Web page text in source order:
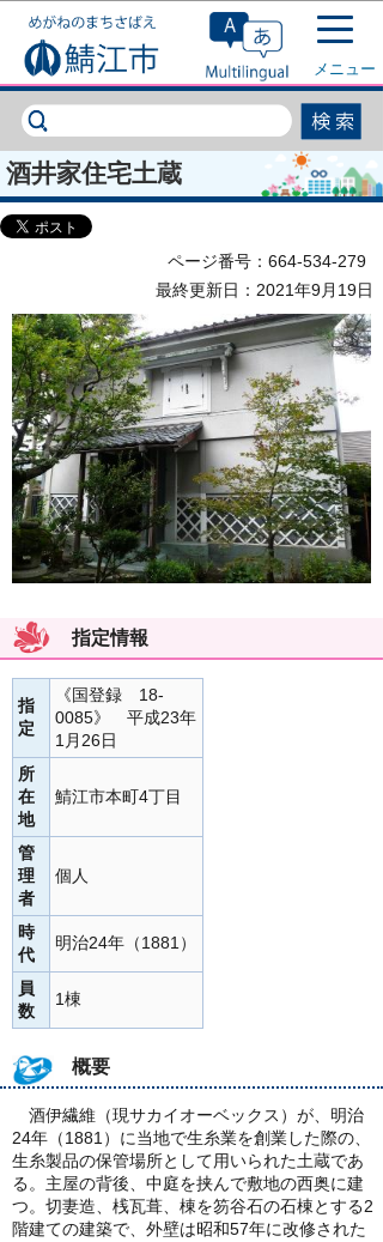
このページの本文へ移動
メニュー
酒井家住宅土蔵
ページ番号：664-534-279
最終更新日：2021年9月19日
指定情報
指
定
《国登録 18-
0085》 平成23年
1月26日
所
在
地
鯖江市本町4丁目
管
理
者
個人
時
代
明治24年（1881）
員
数
1棟
概要
酒伊繊維（現サカイオーベックス）が、明治
24年（1881）に当地で生糸業を創業した際の、
生糸製品の保管場所として用いられた土蔵であ
る。主屋の背後、中庭を挟んで敷地の西奥に建
つ。切妻造、桟瓦葺、棟を笏谷石の石棟とする2
階建ての建築で、外壁は昭和57年に改修された